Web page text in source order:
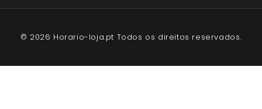
© 2026 Horario-loja.pt Todos os direitos reservados.